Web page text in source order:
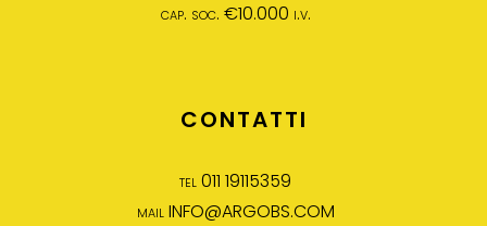
cap. soc. €10.000 i.v.
CONTATTI
tel 011 19115359
mailINFO@ARGOBS.COM